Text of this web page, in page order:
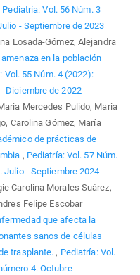
Pediatría: Vol. 56 Núm. 3
- Septiembre de 2023
Losada-Gómez, Alejandra
en la población
Vol. 55 Núm. 4 (2022):
Diciembre de 2022
Mercedes Pulido, Maria
Carolina Gómez, María
de prácticas de
, Pediatría: Vol. 57 Núm.
Julio - Septiembre 2024
Carolina Morales Suárez,
Felipe Escobar
que afecta la
sanos de células
trasplante., Pediatría: Vol.
4. Octubre -